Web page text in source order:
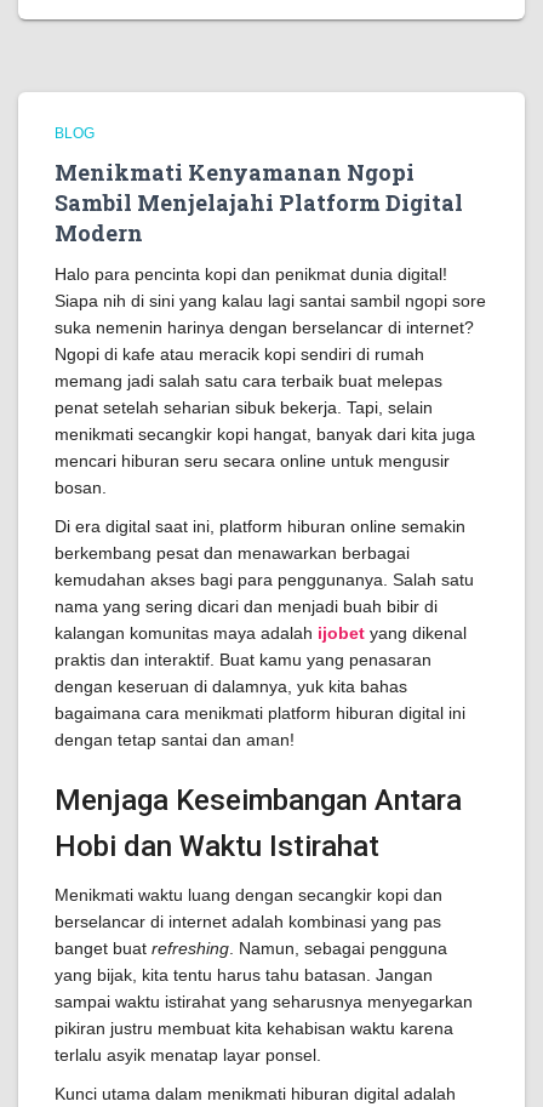
BLOG
Menikmati Kenyamanan Ngopi
Sambil Menjelajahi Platform Digital
Modern
Halo para pencinta kopi dan penikmat dunia digital!
Siapa nih di sini yang kalau lagi santai sambil ngopi sore
suka nemenin harinya dengan berselancar di internet?
Ngopi di kafe atau meracik kopi sendiri di rumah
memang jadi salah satu cara terbaik buat melepas
penat setelah seharian sibuk bekerja. Tapi, selain
menikmati secangkir kopi hangat, banyak dari kita juga
mencari hiburan seru secara online untuk mengusir
bosan.
Di era digital saat ini, platform hiburan online semakin
berkembang pesat dan menawarkan berbagai
kemudahan akses bagi para penggunanya. Salah satu
nama yang sering dicari dan menjadi buah bibir di
kalangan komunitas maya adalah ijobet yang dikenal
praktis dan interaktif. Buat kamu yang penasaran
dengan keseruan di dalamnya, yuk kita bahas
bagaimana cara menikmati platform hiburan digital ini
dengan tetap santai dan aman!
Menjaga Keseimbangan Antara
Hobi dan Waktu Istirahat
Menikmati waktu luang dengan secangkir kopi dan
berselancar di internet adalah kombinasi yang pas
banget buat refreshing . Namun, sebagai pengguna
yang bijak, kita tentu harus tahu batasan. Jangan
sampai waktu istirahat yang seharusnya menyegarkan
pikiran justru membuat kita kehabisan waktu karena
terlalu asyik menatap layar ponsel.
Kunci utama dalam menikmati hiburan digital adalah